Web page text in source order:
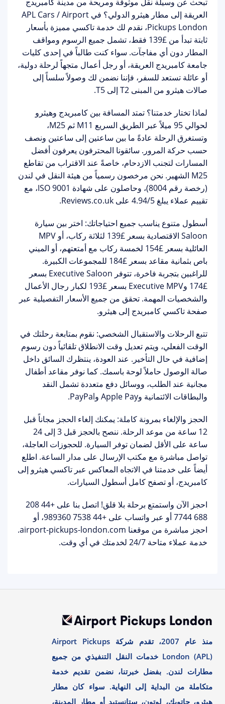
العريقة إلى مطار هيثرو الدولي؟ في APL Cars / Airport
Pickups London، نقدم لك خدمة تاكسي مميزة بأسعار
ثابتة تبدأ من £139 فقط
، تشمل جميع الرسوم ومواقف
المطار دون أي مفاجآت. سواء كنت طالباً في إحدى كليات
جامعة كامبريدج العريقة، أو رجل أعمال متجهاً لرحلة دولية،
أو عائلة تستعد للسفر، فإننا نضمن لك وصولاً سلساً إلى
صالات هيثرو من المبنى T2 إلى T5.
لماذا تختار خدمتنا؟ تمتد المسافة بين كامبريدج وهيثرو
لحوالي 95 ميلاً عبر الطريق السريع M11 ثم M25،
وتستغرق الرحلة عادةً ما بين ساعتين إلى ساعتين ونصف
حسب حركة المرور. سائقونا المحترفون يعرفون أفضل
المسارات لتجنب الازدحام، خاصةً عند الاقتراب من تقاطع
M25 الشهير. نحن مرخصون رسمياً من
هيئة النقل في لندن
(رخصة رقم 8004)، وحاصلون على شهادة ISO 9001، مع
تقييم عملاء يبلغ 4.94/5 على Reviews.co.uk.
أسطول متنوع يناسب جميع احتياجاتك: اختر بين سيارة
Saloon الاقتصادية
بسعر £139 لثلاثة ركاب، أو
MPV
العائلية بسعر £154 لخمسة ركاب مع أمتعتهم، أو
الميني
باص بثمانية مقاعد
بسعر £184 للمجموعات الكبيرة.
للراغبين بتجربة فاخرة، تتوفر Executive Saloon بسعر
£174 و
Executive MPV
بسعر £193 لكبار رجال الأعمال
والشخصيات المهمة. تحقق من جميع الأسعار التفصيلية عبر
صفحة تاكسي كامبريدج إلى هيثرو.
تتبع الرحلات والاستقبال الشخصي: نقوم بمتابعة رحلتك في
الوقت الفعلي، ويتم تعديل وقت الانطلاق تلقائياً دون رسوم
إضافية في حال التأخير. عند العودة، ينتظرك السائق داخل
صالة الوصول حاملاً لوحة باسمك. كما نوفر مقاعد أطفال
مجانية عند الطلب، ووسائل دفع متعددة تشمل النقد
والبطاقات الائتمانية وApple Pay وPayPal.
الحجز والإلغاء بمرونة كاملة: يمكنك إلغاء الحجز مجاناً قبل
12 ساعة من موعد الرحلة. ننصح بالحجز قبل 3 إلى 24
ساعة على الأقل لضمان توفر السيارة. للحجوزات العاجلة،
تواصل مباشرة مع مكتب الإرسال على مدار الساعة. اطلع
أيضاً على خدمتنا في الاتجاه المعاكس عبر تاكسي هيثرو إلى
كامبريدج، أو تصفح كامل أسطول السيارات.
احجز الآن واستمتع برحلة بلا قلق! اتصل بنا على
+44 208
688 7744
أو عبر واتساب على +44 7538 989360
، أو
احجز مباشرة من موقعنا airport-pickups-london.com.
خدمة عملاء متاحة 24/7 لخدمتك في أي وقت.
منذ عام 2007، تقدم شركة Airport Pickups
London (APL) خدمات النقل التنفيذي من جميع
مطارات لندن. بفضل خبرتنا، نضمن تقديم خدمة
متكاملة من البداية إلى النهاية. سواء كان مطار
هيثرو، جاتويك، لوتون، ستانستيد أو مطار المدينة،